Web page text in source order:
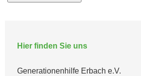
Hier finden Sie uns
Generationenhilfe Erbach e.V.